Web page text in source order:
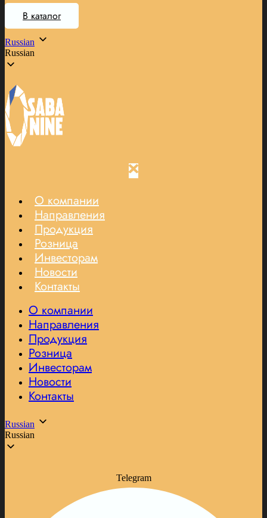
В каталог
Russian
Russian
О компании
Направления
Продукция
Розница
Инвесторам
Новости
Контакты
О компании
Направления
Продукция
Розница
Инвесторам
Новости
Контакты
Russian
Russian
Telegram